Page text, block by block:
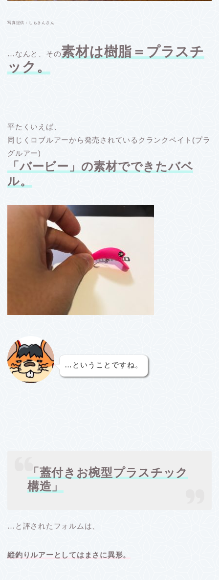
写真提供：しもきんさん
…なんと、その素材は樹脂＝プラスチ
ック。
平たくいえば、
同じくロブルアーから発売されているクランクベイト(プラ
グルアー)
「バービー」の素材でできたバベ
ル。
…ということですね。
「蓋付きお椀型プラスチック
構造」
…と評されたフォルムは、
縦釣りルアーとしてはまさに異形。